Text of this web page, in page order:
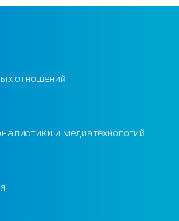
отношений
и медиатехнологий